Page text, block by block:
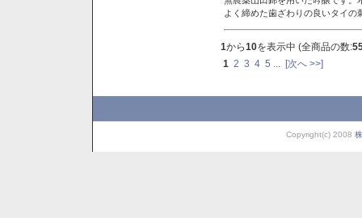
よく締めた歯ざわりの良いタイ
1から10を表示中 (全商品の数:
1 2 3 4 5 [次へ >>]
Copyright(c) 2008